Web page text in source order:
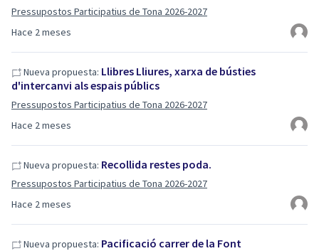
Hace 2 meses
Pressupostos Participatius de Tona 2026-2027
Hace 2 meses
Nueva propuesta: Llibres Lliures, xarxa de bústies
d'intercanvi als espais públics
Pressupostos Participatius de Tona 2026-2027
Hace 2 meses
Nueva propuesta: Recollida restes poda.
Pressupostos Participatius de Tona 2026-2027
Nueva propuesta: Pacificació carrer de la Font